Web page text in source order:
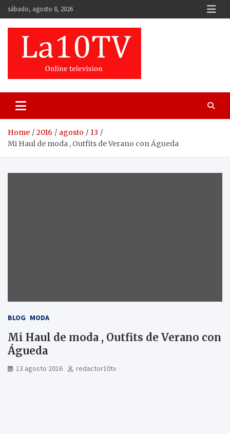
Skip
to
content
sábado, agosto 8, 2026
Home 2016 agosto
13
Mi Haul de moda , Outfits de Verano con Águeda
BLOG MODA
Mi Haul de moda , Outfits de Verano con
Águeda
13 agosto 2016 redactor10tv